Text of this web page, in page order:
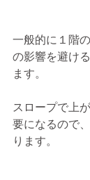
一般的に１階
の影響を避け
ます。
スロープで上
要になるので
ります。